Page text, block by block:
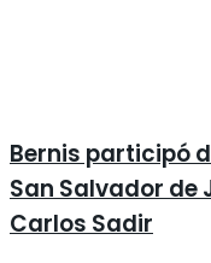
Bernis participó
San Salvador de
Carlos Sadir